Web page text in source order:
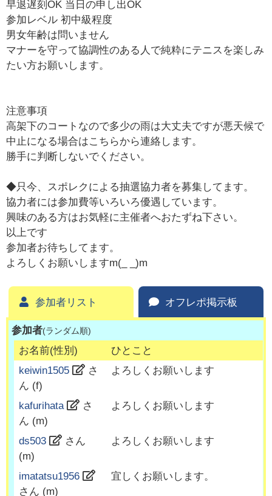
早退遅刻OK 当日の申し出OK
参加レベル 初中級程度
男女年齢は問いません
マナーを守って協調性のある人で純粋にテニスを楽しみ
たい方お願いします。
注意事項
高架下のコートなので多少の雨は大丈夫ですが悪天候で
中止になる場合はこちらから連絡します。
勝手に判断しないでください。
◆只今、スポレクによる抽選協力者を募集してます。
協力者には参加費等いろいろ優遇しています。
興味のある方はお気軽に主催者へおたずね下さい。
以上です
参加者お待ちしてます。
よろしくお願いしますm(_ _)m
参加者リスト オフレポ掲示板
参加者(ランダム順)
お名前(性別)
ひとこと
keiwin1505
さ
ん (f)
よろしくお願いします
kafurihata
さ
ん (m)
よろしくお願いします
ds503
さん
(m)
よろしくお願いします
imatatsu1956
さん (m)
宜しくお願いします。